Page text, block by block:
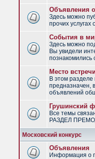
Объявления
Здесь можно
прочих услугах
События в
Здесь можно
Вы увидели
познакомились
Место встречи
В этом разделе
предназначен,
объявлений
Грушинский
Все темы
РАЗДЕЛ
Московский конкурс
Объявления
Информация о